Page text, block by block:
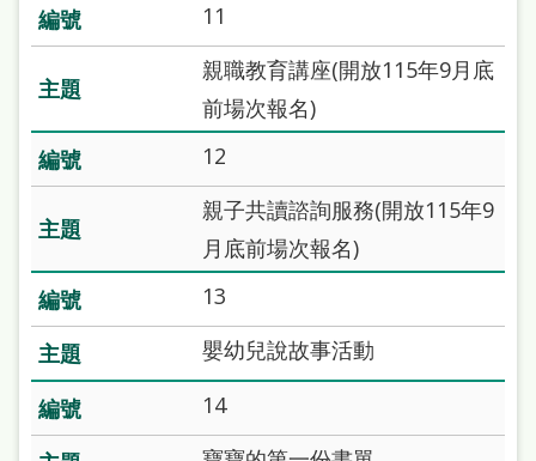
台
通
陳
情
系
English
日
本
語
11
親職教育講座(開放115年9月底
前場次報名)
12
親子共讀諮詢服務(開放115年9
月底前場次報名)
13
嬰幼兒說故事活動
14